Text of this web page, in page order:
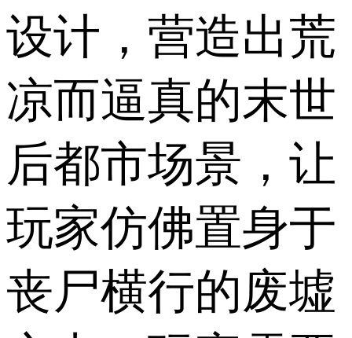
设计，营造出荒
凉而逼真的末世
后都市场景，让
玩家仿佛置身于
丧尸横行的废墟